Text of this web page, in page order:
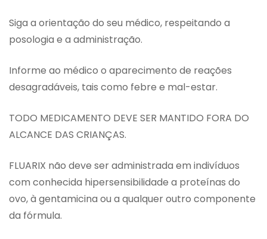
Siga a orientação do seu médico, respeitando a
posologia e a administração.
Informe ao médico o aparecimento de reações
desagradáveis, tais como febre e mal-estar.
TODO MEDICAMENTO DEVE SER MANTIDO FORA DO
ALCANCE DAS CRIANÇAS.
FLUARIX não deve ser administrada em indivíduos
com conhecida hipersensibilidade a proteínas do
ovo, à gentamicina ou a qualquer outro componente
da fórmula.